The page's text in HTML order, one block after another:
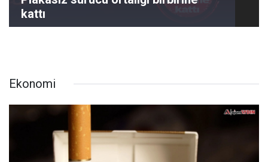
kattı
Ekonomi